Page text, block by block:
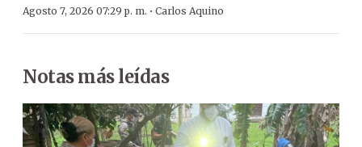
Agosto 7, 2026 07:29 p. m. · Carlos Aquino
Notas más leídas